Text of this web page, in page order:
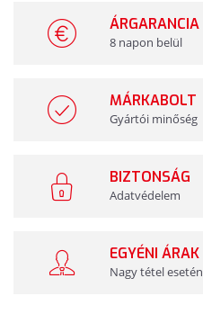
ÁRGARANCIA
8 napon belül
MÁRKABOLT
Gyártói minőség
BIZTONSÁG
Adatvédelem
EGYÉNI ÁRAK
Nagy tétel esetén